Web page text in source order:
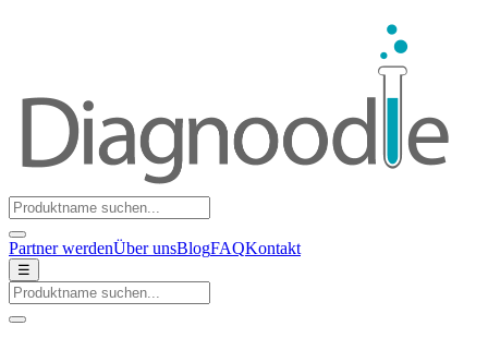
Partner werdenÜber unsBlogFAQKontakt
☰